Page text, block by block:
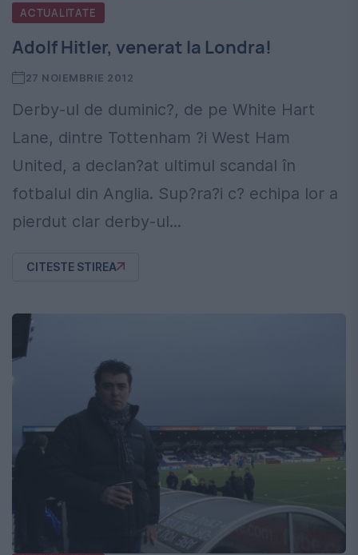
ACTUALITATE
Adolf Hitler, venerat la Londra!
27 NOIEMBRIE 2012
Derby-ul de duminic?, de pe White Hart
Lane, dintre Tottenham ?i West Ham
United, a declan?at ultimul scandal în
fotbalul din Anglia. Sup?ra?i c? echipa lor a
pierdut clar derby-ul...
CITESTE STIREA